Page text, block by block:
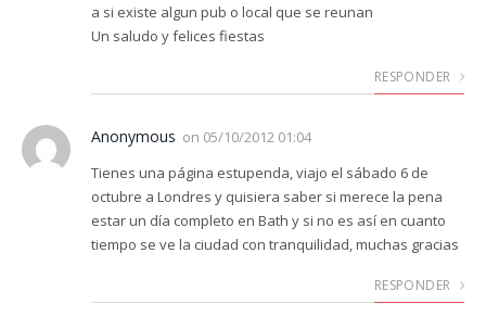
a si existe algun pub o local que se reunan
Un saludo y felices fiestas
RESPONDER
Anonymous on 05/10/2012 01:04
Tienes una página estupenda, viajo el sábado 6 de
octubre a Londres y quisiera saber si merece la pena
estar un día completo en Bath y si no es así en cuanto
tiempo se ve la ciudad con tranquilidad, muchas gracias
RESPONDER